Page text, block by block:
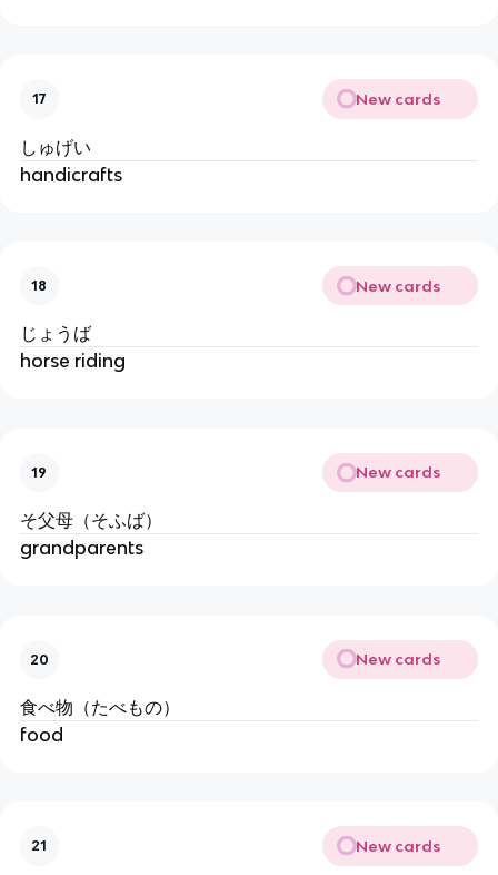
17 New cards
しゅげい
handicrafts
18 New cards
じょうば
horse riding
19 New cards
そ父母（そふば）
grandparents
20 New cards
食べ物（たべもの）
food
21 New cards